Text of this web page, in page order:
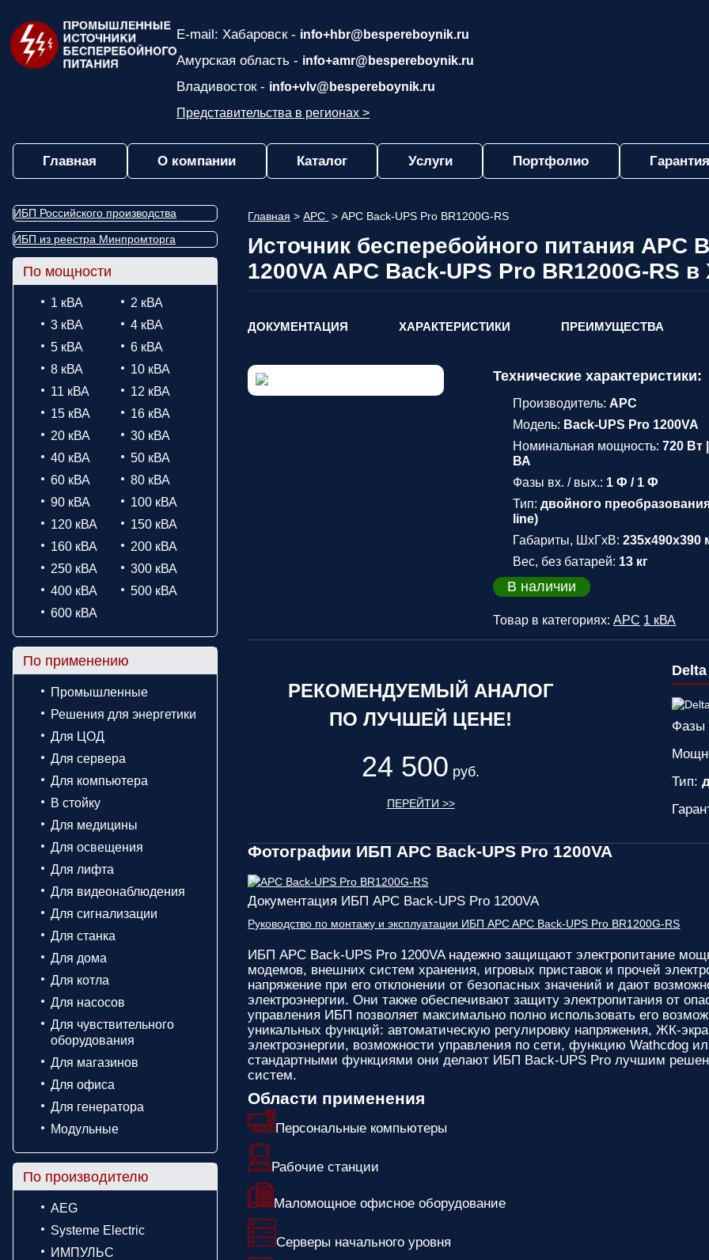
E-mail: Хабаровск - info+hbr@bespereboynik.ru
Амурская область - info+amr@bespereboynik.ru
Владивосток - info+vlv@bespereboynik.ru
Представительства в регионах >
Главная О компании Каталог Услуги Портфолио
ИБП Российского производства
ИБП из реестра Минпромторга
По мощности
1 кВА
2 кВА
3 кВА
4 кВА
5 кВА
6 кВА
8 кВА
10 кВА
11 кВА
12 кВА
15 кВА
16 кВА
20 кВА
30 кВА
40 кВА
50 кВА
60 кВА
80 кВА
90 кВА
100 кВА
120 кВА
150 кВА
160 кВА
200 кВА
250 кВА
300 кВА
400 кВА
500 кВА
600 кВА
По применению
Промышленные
Решения для энергетики
Для ЦОД
Для сервера
Для компьютера
В стойку
Для медицины
Для освещения
Для лифта
Для видеонаблюдения
Для сигнализации
Для станка
Для дома
Для котла
Для насосов
Для чувствительного
оборудования
Для магазинов
Для офиса
Для генератора
Модульные
По производителю
AEG
Systeme Electric
ИМПУЛЬС
Главная > APC > APC Back-UPS Pro BR1200G-RS
Источник бесперебойного питания APC
1200VA APC Back-UPS Pro BR1200G-RS в
ДОКУМЕНТАЦИЯ ХАРАКТЕРИСТИКИ ПРЕИМУЩЕСТВА
Технические характеристики:
Производитель: APC
Модель: Back-UPS Pro 1200VA
Номинальная мощность:720 Вт
ВА
Фазы вх. / вых.: 1 Ф / 1 Ф
Тип:двойного
line)
Габариты, ШхГхВ:235x490x390
Вес, без батарей: 13 кг
В наличии
Товар в категориях:APC 1 кВА
РЕКОМЕНДУЕМЫЙ АНАЛОГ
ПО ЛУЧШЕЙ ЦЕНЕ!
24 500 руб.
ПЕРЕЙТИ >>
Фазы
Тип:
Фотографии ИБП APC Back-UPS Pro 1200VA
Документация ИБП APC Back-UPS Pro 1200VA
Руководство по монтажу и эксплуатации ИБП APC APC Back-UPS Pro BR1200G-RS
ИБП APC Back-UPS Pro 1200VAнадежно защищают электропитание
модемов, внешних систем хранения, игровых приставок и прочей
напряжение при его отклонении от безопасных значений и дают
электроэнергии. Они также обеспечивают защиту электропитания от
управления ИБП позволяет максимально полно использовать его
уникальных функций: автоматическую регулировку напряжения, ЖК-
электроэнергии, возможности управления по сети, функцию Wathcdog
стандартными функциями они делают ИБП Back-UPS Pro лучшим
систем.
Области применения
Персональные компьютеры
Рабочие станции
Маломощное офисное оборудование
Серверы начального уровня